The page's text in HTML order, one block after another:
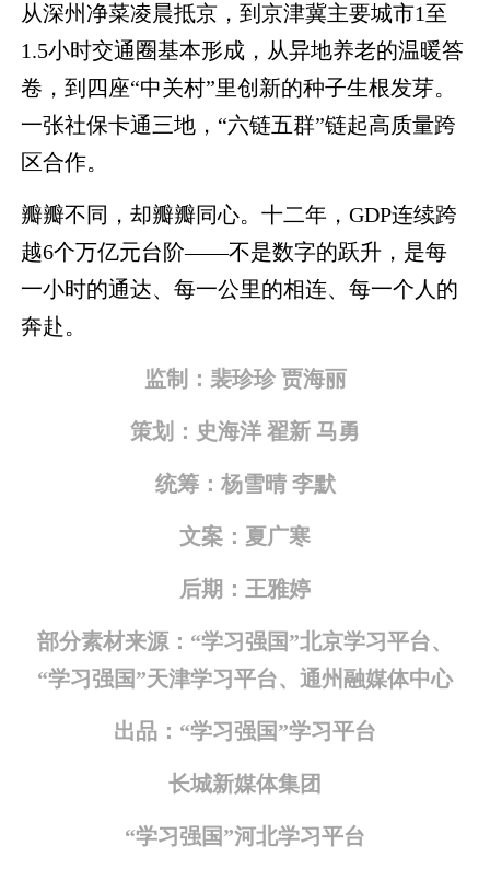
从深州净菜凌晨抵京，到京津冀主要城市1至
1.5小时交通圈基本形成，从异地养老的温暖答
卷，到四座“中关村”里创新的种子生根发芽。
一张社保卡通三地，“六链五群”链起高质量跨
区合作。
瓣瓣不同，却瓣瓣同心。十二年，GDP连续跨
越6个万亿元台阶——不是数字的跃升，是每
一小时的通达、每一公里的相连、每一个人的
奔赴。
监制：裴珍珍 贾海丽
策划：史海洋 翟新 马勇
统筹：杨雪晴 李默
文案：夏广寒
后期：王雅婷
部分素材来源： “学习强国”北京学习平台、
“学习强国”天津学习平台、 通州融媒体中心
出品： “学习强国”学习平台
长城新媒体集团
“学习强国”河北学习平台